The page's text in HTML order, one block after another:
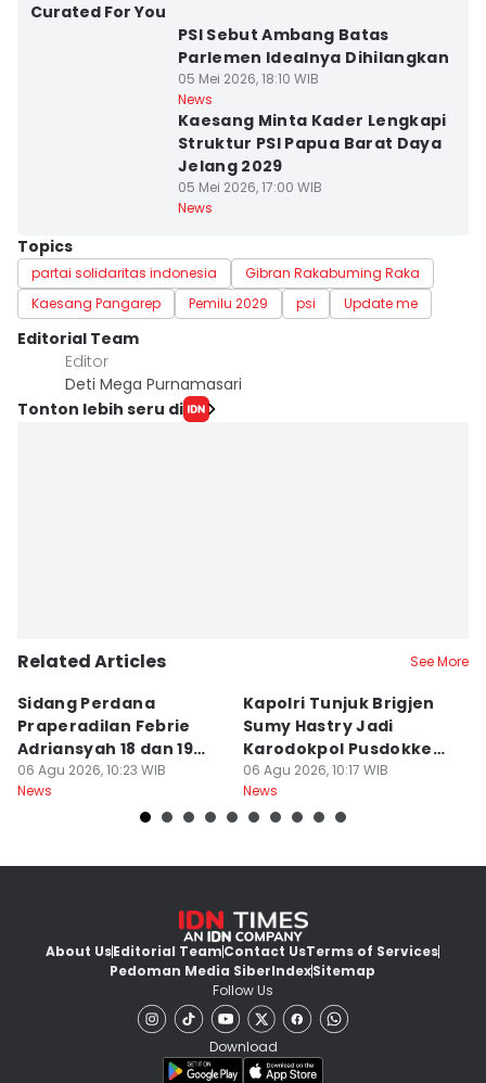
Curated For You
PSI Sebut Ambang Batas
Parlemen Idealnya Dihilangkan
05 Mei 2026, 18:10 WIB
News
Kaesang Minta Kader Lengkapi
Struktur PSI Papua Barat Daya
Jelang 2029
05 Mei 2026, 17:00 WIB
News
Topics
partai solidaritas indonesia
Gibran Rakabuming Raka
Kaesang Pangarep
Pemilu 2029 psi Update me
Editorial Team
Editor
Deti Mega Purnamasari
Tonton lebih seru di
Related Articles See More
Sidang Perdana
Praperadilan Febrie
Adriansyah 18 dan 19
Agustus 2026
06 Agu 2026, 10:23 WIB
News
Kapolri Tunjuk Brigjen
Sumy Hastry Jadi
Karodokpol Pusdokkes
Polri
06 Agu 2026, 10:17 WIB
News
About UsEditorial TeamContact UsTerms of Services
Pedoman Media SiberIndexSitemap
Follow Us
Download